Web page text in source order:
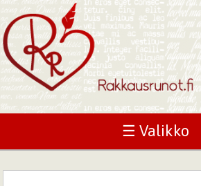
☰ Valikko